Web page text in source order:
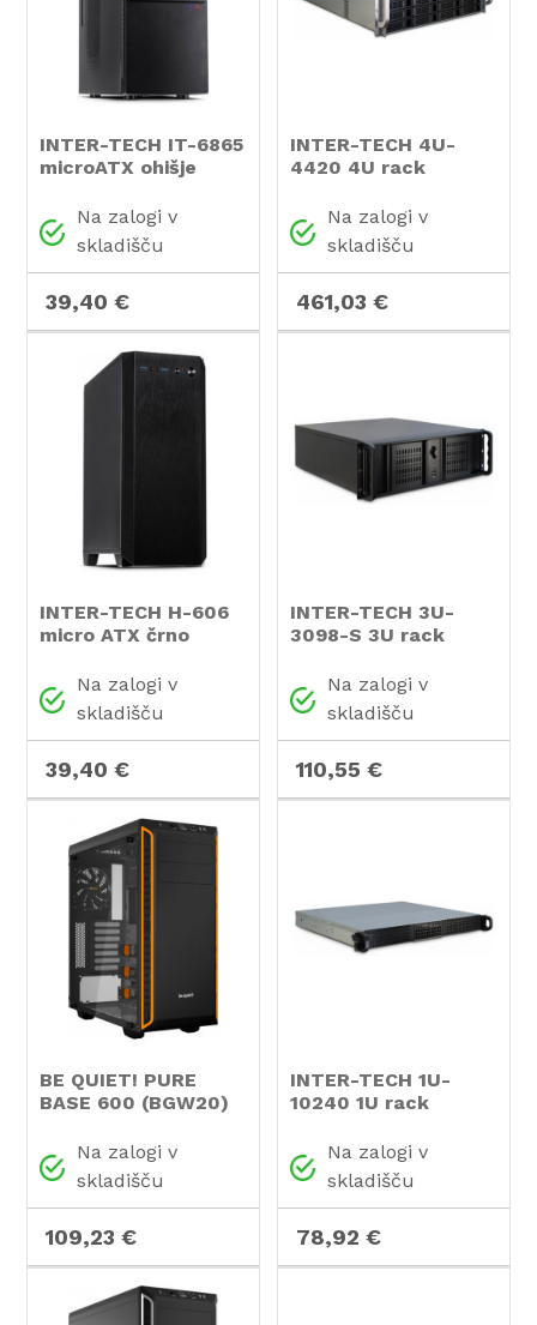
INTER-TECH IT-6865
microATX ohišje
Na zalogi v
skladišču
39,40 €
INTER-TECH 4U-
4420 4U rack
strežniško ohišje
Na zalogi v
skladišču
461,03 €
INTER-TECH H-606
micro ATX črno
Na zalogi v
skladišču
39,40 €
INTER-TECH 3U-
3098-S 3U rack
strežniško ohišje
Na zalogi v
skladišču
110,55 €
BE QUIET! PURE
BASE 600 (BGW20)
črno/oranžno ohišje
Na zalogi v
skladišču
109,23 €
INTER-TECH 1U-
10240 1U rack
strežniško ohišje
Na zalogi v
skladišču
78,92 €